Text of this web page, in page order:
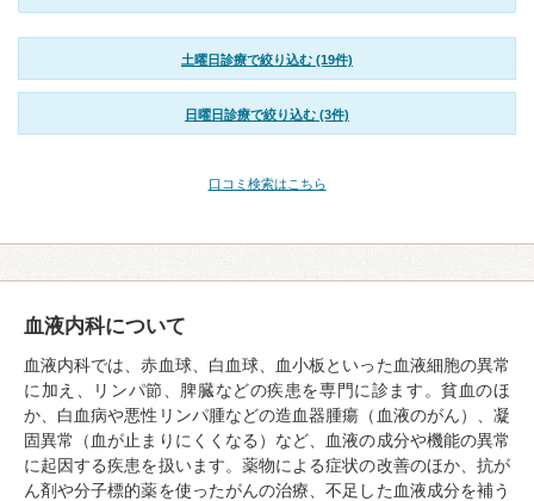
土曜日診療で絞り込む (19件)
日曜日診療で絞り込む (3件)
口コミ検索はこちら
血液内科について
血液内科では、赤血球、白血球、血小板といった血液細胞の異常
に加え、リンパ節、脾臓などの疾患を専門に診ます。貧血のほ
か、白血病や悪性リンパ腫などの造血器腫瘍（血液のがん）、凝
固異常（血が止まりにくくなる）など、血液の成分や機能の異常
に起因する疾患を扱います。薬物による症状の改善のほか、抗が
ん剤や分子標的薬を使ったがんの治療、不足した血液成分を補う